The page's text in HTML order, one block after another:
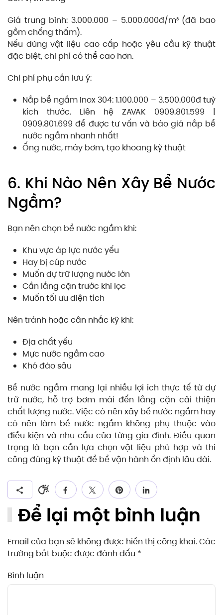
Giá trung bình: 3.000.000 – 5.000.000đ/m³ (đã bao
gồm chống thấm).
Nếu dùng vật liệu cao cấp hoặc yêu cầu kỹ thuật
đặc biệt, chi phí có thể cao hơn.
Chi phí phụ cần lưu ý:
Nắp bể ngầm Inox 304: 1.100.000 – 3.500.000đ tuỳ
kích thước. Liên hệ ZAVAK 0909.801.599 |
0909.801.699 để được tư vấn và báo giá nắp bể
nước ngầm nhanh nhất!
Ống nước, máy bơm, tạo khoang kỹ thuật
6. Khi Nào Nên Xây Bể Nước
Ngầm?
Bạn nên chọn bể nước ngầm khi:
Khu vực áp lực nước yếu
Hay bị cúp nước
Muốn dự trữ lượng nước lớn
Cần lắng cặn trước khi lọc
Muốn tối ưu diện tích
Nên tránh hoặc cân nhắc kỹ khi:
Địa chất yếu
Mực nước ngầm cao
Khó đào sâu
Bể nước ngầm mang lại nhiều lợi ích thực tế từ dự
trữ nước, hỗ trợ bơm mái đến lắng cặn cải thiện
chất lượng nước. Việc có nên xây bể nước ngầm hay
có nên làm bể nước ngầm không phụ thuộc vào
điều kiện và nhu cầu của từng gia đình. Điều quan
trọng là bạn cần lựa chọn vật liệu phù hợp và thi
công đúng kỹ thuật để bể vận hành ổn định lâu dài.
Để lại một bình luận
Email của bạn sẽ không được hiển thị công khai. Các
trường bắt buộc được đánh dấu *
Bình luận